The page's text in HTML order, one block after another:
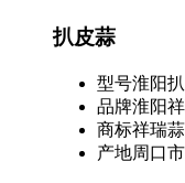
扒皮蒜
型号淮阳
品牌淮阳
商标祥瑞
产地周口